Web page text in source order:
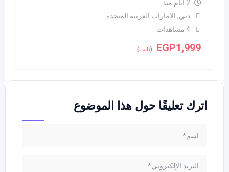
2 أيام منذ
دبي, الامارات العربيه المتحده
4 مشاهدات
EGP1,999 (ثابت)
اترك تعليقًا حول هذا الموضوع